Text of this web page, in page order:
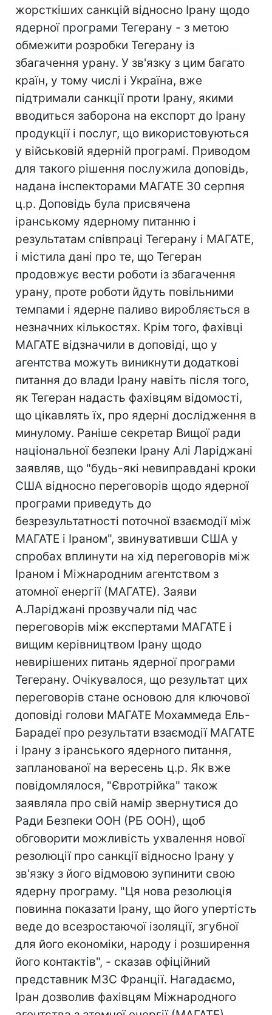
жорсткіших санкцій відносно Ірану щодо
ядерної програми Тегерану - з метою
обмежити розробки Тегерану із
збагачення урану. У зв'язку з цим багато
країн, у тому числі і Україна, вже
підтримали санкції проти Ірану, якими
вводиться заборона на експорт до Ірану
продукції і послуг, що використовуються
у військовій ядерній програмі. Приводом
для такого рішення послужила доповідь,
надана інспекторами МАГАТЕ 30 серпня
ц.р. Доповідь була присвячена
іранському ядерному питанню і
результатам співпраці Тегерану і МАГАТЕ,
і містила дані про те, що Тегеран
продовжує вести роботи із збагачення
урану, проте роботи йдуть повільними
темпами і ядерне паливо виробляється в
незначних кількостях. Крім того, фахівці
МАГАТЕ відзначили в доповіді, що у
агентства можуть виникнути додаткові
питання до влади Ірану навіть після того,
як Тегеран надасть фахівцям відомості,
що цікавлять їх, про ядерні дослідження в
минулому. Раніше секретар Вищої ради
національної безпеки Ірану Алі Ларіджані
заявляв, що "будь-які невиправдані кроки
США відносно переговорів щодо ядерної
програми приведуть до
безрезультатності поточної взаємодії між
МАГАТЕ і Іраном", звинувативши США у
спробах вплинути на хід переговорів між
Іраном і Міжнародним агентством з
атомної енергії (МАГАТЕ). Заяви
А.Ларіджані прозвучали під час
переговорів між експертами МАГАТЕ і
вищим керівництвом Ірану щодо
невирішених питань ядерної програми
Тегерану. Очікувалося, що результат цих
переговорів стане основою для ключової
доповіді голови МАГАТЕ Мохаммеда Ель-
Барадеї про результати взаємодії МАГАТЕ
і Ірану з іранського ядерного питання,
запланованої на вересень ц.р. Як вже
повідомлялося, "Євротрійка" також
заявляла про свій намір звернутися до
Ради Безпеки ООН (РБ ООН), щоб
обговорити можливість ухвалення нової
резолюції про санкції відносно Ірану у
зв'язку з його відмовою зупинити свою
ядерну програму. "Ця нова резолюція
повинна показати Ірану, що його упертість
веде до всезростаючої ізоляції, згубної
для його економіки, народу і розширення
його контактів", - сказав офіційний
представник МЗС Франції. Нагадаємо,
Іран дозволив фахівцям Міжнародного